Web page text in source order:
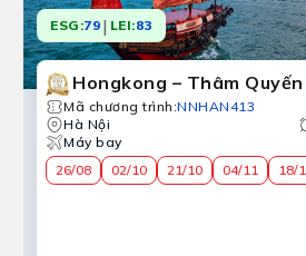
Du lịch nước
sắc. Đặt tour du lịch
ESG:79 | LEI:83
Hongkong – Thâm
Mã chương trình:NNHAN413
Hà Nội
Máy bay
26/08
02/10 21/10 04/11 18/